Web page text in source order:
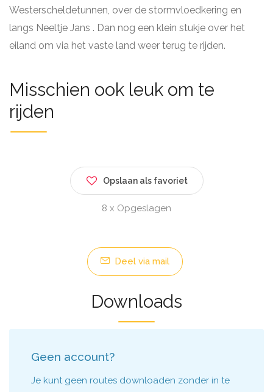
Westerscheldetunnen, over de stormvloedkering en
langs Neeltje Jans . Dan nog een klein stukje over het
eiland om via het vaste land weer terug te rijden.
Misschien ook leuk om te
rijden
Opslaan als favoriet
8 x Opgeslagen
Deel via mail
Downloads
Geen account?
Je kunt geen routes downloaden zonder in te